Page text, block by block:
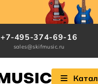
+7-495-374-69-16
sales@skifmusic.ru